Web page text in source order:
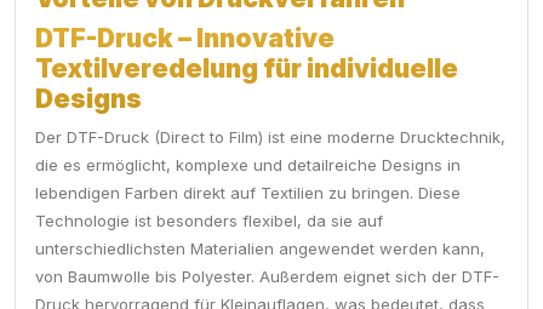
DTF-Druck – Innovative
Textilveredelung für individuelle
Designs
Der DTF-Druck (Direct to Film) ist eine moderne Drucktechnik,
die es ermöglicht, komplexe und detailreiche Designs in
lebendigen Farben direkt auf Textilien zu bringen. Diese
Technologie ist besonders flexibel, da sie auf
unterschiedlichsten Materialien angewendet werden kann,
von Baumwolle bis Polyester. Außerdem eignet sich der DTF-
Druck hervorragend für Kleinauflagen, was bedeutet, dass